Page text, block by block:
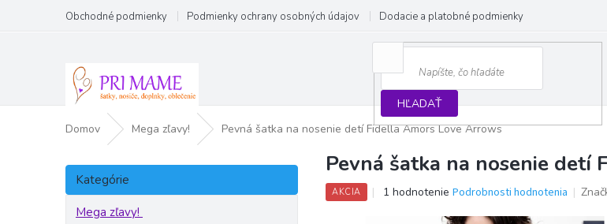
obsah
Obchodné podmienky Podmienky ochrany osobných údajov Dodacie a platobné podmienky
HĽADAŤ
Domov Mega zľavy! Pevná šatka na nosenie detí Fidella Amors Love Arrows
B
č
Preskočiť
kategórie
Kategórie
Mega zľavy!
Pevná šatka na nosenie
AKCIA
Priemerné
1 hodnotenie Podrobnosti hodnotenia